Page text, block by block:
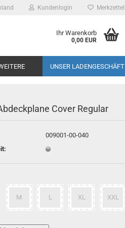
Kundenlogin Merkzettel
Ihr Warenkorb
0,00 EUR
UNSER LADENGESCHÄFT
Cover Regular
009001-00-040
M L XL XXL